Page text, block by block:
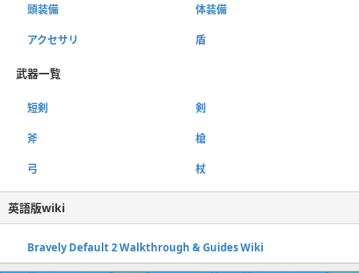
頭装備 体装備
アクセサリ 盾
武器一覧
短剣 剣
斧 槍
弓 杖
英語版wiki
Bravely Default 2 Walkthrough & Guides Wiki